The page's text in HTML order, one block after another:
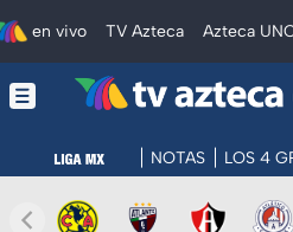
en vivo TV Azteca Azteca
NOTAS LOS 4